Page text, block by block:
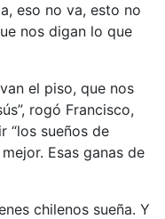
eso no va, esto no
nos digan lo que
el piso, que nos
rogó Francisco,
“los sueños de
Esas ganas de
chilenos sueña. Y